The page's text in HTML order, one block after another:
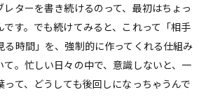
レターを書き続けるのって、最初はちょっ
です。でも続けてみると、これって「相手
る時間」を、強制的に作ってくれる仕組み
て。忙しい日々の中で、意識しないと、一
て、どうしても後回しになっちゃうんで